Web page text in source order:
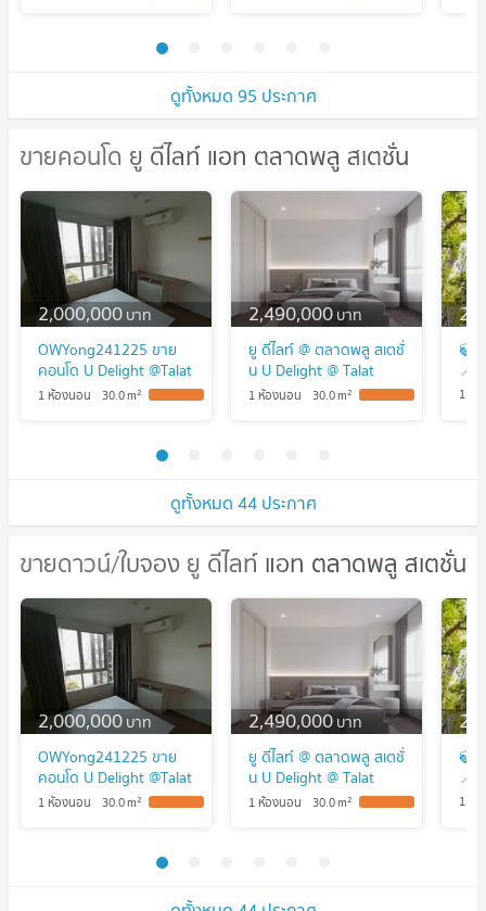
ดูทั้งหมด 95 ประกาศทันที ทีมงานมืออาชีพ ✅
🔥🔥🔥
ขายคอนโด ยู ดีไลท์ แอท ตลาดพลู สเตชั่น
ดูทั้งหมด 44 ประกาศ
ขายคอนโด ยู ดีไลท์ แอท ตลาดพลู สเตชั่
น
2,000,000บาท
OWYong241225 ขาย
คอนโด U Delight @Talat
Phlu Station (ยู ดีไลท์ @
1 ห้องนอน 30.0m2
2,490,000บาท
ยู ดีไลท์ @ ตลาดพลู สเตชั่
น U Delight @ Talat
Phlu Station
1 ห้องนอน 30.0m2 1 ห้
ขายดาวน์/ใบจอง ยู ดีไลท์ แอท ตลาดพลู สเตชั่น
ขายดาวน์/ใบจอง ยู ดีไลท์ แอท
ตลาดพลู สเตชั่น
2,000,000บาท
OWYong241225 ขาย
คอนโด U Delight @Talat
Phlu Station (ยู ดีไลท์ @
1 ห้องนอน 30.0m2
2,490,000บาท
ยู ดีไลท์ @ ตลาดพลู สเตชั่
น U Delight @ Talat
Phlu Station
1 ห้องนอน 30.0m2 1 ห้